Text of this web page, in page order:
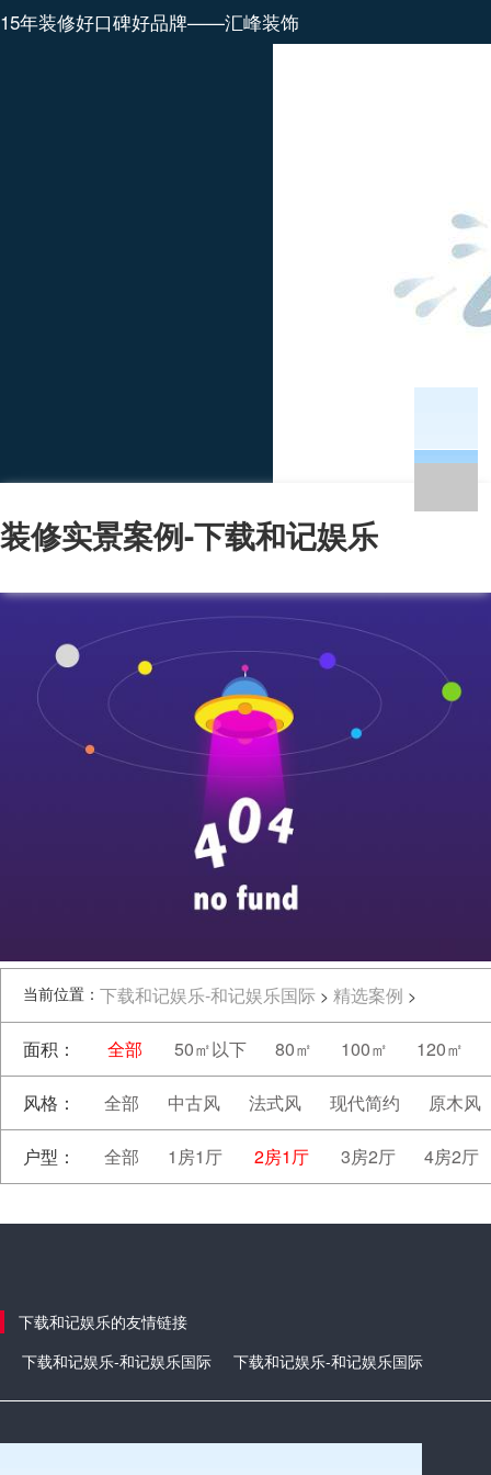
15年装修好口碑好品牌——汇峰装饰
装修实景案例-下载和记娱乐
当前位置： 下载和记娱乐-和记娱乐国际 > 精选案例 >
面积： 全部 50㎡以下 80㎡ 100㎡ 120㎡
风格： 全部 中古风 法式风 现代简约 原木风
户型： 全部 1房1厅 2房1厅 3房2厅 4房2厅
下载和记娱乐的友情链接
下载和记娱乐-和记娱乐国际
下载和记娱乐-和记娱乐国际